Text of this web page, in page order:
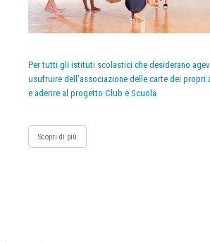
Per tutti gli istituti scolastici che desiderano
usufruire dell’associazione delle carte dei propri
e aderire al progetto Club e Scuola
Scopri di più